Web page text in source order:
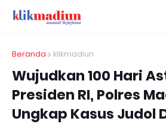
Beranda klikmadiun
Wujudkan 100 Hari
Presiden RI, Polres
Ungkap Kasus Judol